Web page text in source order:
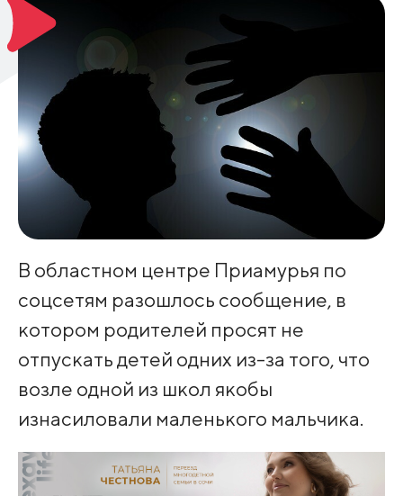
В областном центре Приамурья по
соцсетям разошлось сообщение, в
котором родителей просят не
отпускать детей одних из-за того, что
возле одной из школ якобы
изнасиловали маленького мальчика.